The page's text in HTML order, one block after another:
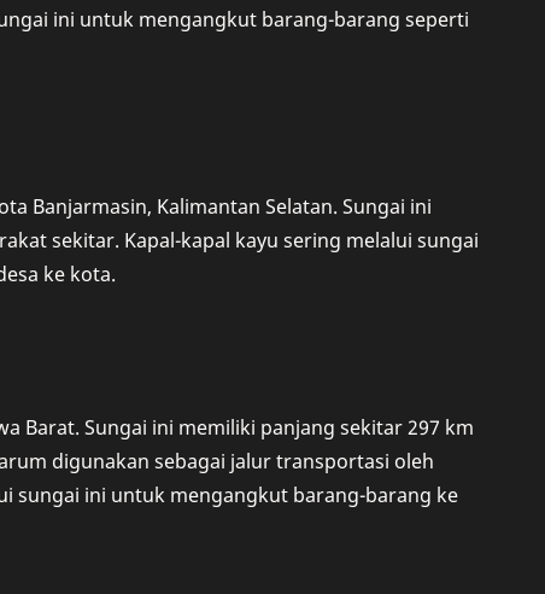
ini untuk mengangkut barang-barang seperti
Banjarmasin, Kalimantan Selatan. Sungai ini
sekitar. Kapal-kapal kayu sering melalui sungai
ke kota.
Barat. Sungai ini memiliki panjang sekitar 297 km
digunakan sebagai jalur transportasi oleh
sungai ini untuk mengangkut barang-barang ke